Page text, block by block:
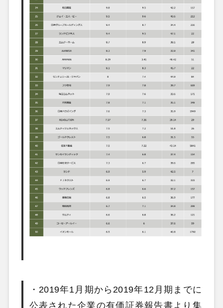
・2019年1月期から2019年12月期までに
公表された企業の有価証券報告書より集